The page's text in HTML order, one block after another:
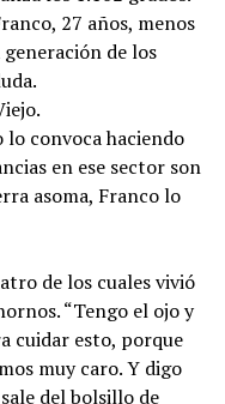
27 años, menos
de los
convoca haciendo
en ese sector son
asoma, Franco lo
de los cuales vivió
“Tengo el ojo y
cuidar esto, porque
muy caro. Y digo
del bolsillo de